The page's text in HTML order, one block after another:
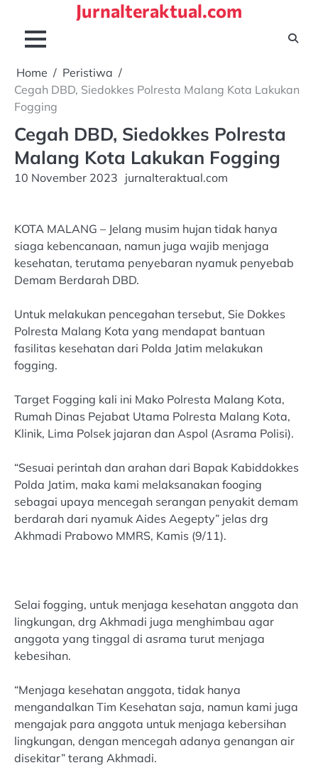
content
Jurnalteraktual.com
Home
Peristiwa
Cegah DBD, Siedokkes Polresta Malang Kota Lakukan
Fogging
Cegah DBD, Siedokkes Polresta
Malang Kota Lakukan Fogging
10 November 2023 jurnalteraktual.com
KOTA MALANG – Jelang musim hujan tidak hanya
siaga kebencanaan, namun juga wajib menjaga
kesehatan, terutama penyebaran nyamuk penyebab
Demam Berdarah DBD.
Untuk melakukan pencegahan tersebut, Sie Dokkes
Polresta Malang Kota yang mendapat bantuan
fasilitas kesehatan dari Polda Jatim melakukan
fogging.
Target Fogging kali ini Mako Polresta Malang Kota,
Rumah Dinas Pejabat Utama Polresta Malang Kota,
Klinik, Lima Polsek jajaran dan Aspol (Asrama Polisi).
“Sesuai perintah dan arahan dari Bapak Kabiddokkes
Polda Jatim, maka kami melaksanakan fooging
sebagai upaya mencegah serangan penyakit demam
berdarah dari nyamuk Aides Aegepty” jelas drg
Akhmadi Prabowo MMRS, Kamis (9/11).
Selai fogging, untuk menjaga kesehatan anggota dan
lingkungan, drg Akhmadi juga menghimbau agar
anggota yang tinggal di asrama turut menjaga
kebesihan.
“Menjaga kesehatan anggota, tidak hanya
mengandalkan Tim Kesehatan saja, namun kami juga
mengajak para anggota untuk menjaga kebersihan
lingkungan, dengan mencegah adanya genangan air
disekitar” terang Akhmadi.